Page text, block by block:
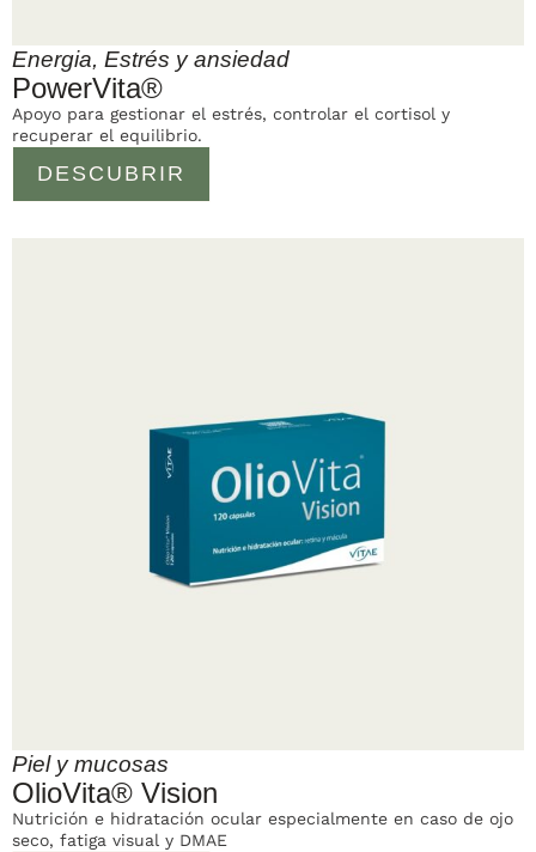
Energia, Estrés y ansiedad
PowerVita®
DESCUBRIR
Apoyo para gestionar el estrés, controlar el cortisol y
recuperar el equilibrio.
Piel y mucosas
OlioVita® Vision
Nutrición e hidratación ocular especialmente en caso de ojo
seco, fatiga visual y DMAE